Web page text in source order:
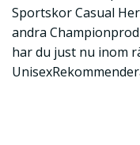
Sportskor Casual
andra
har du just nu inom